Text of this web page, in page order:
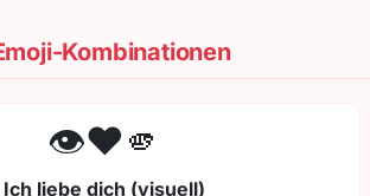
Kombinationen
👁️❤️🫵
Ich liebe dich (visuell)